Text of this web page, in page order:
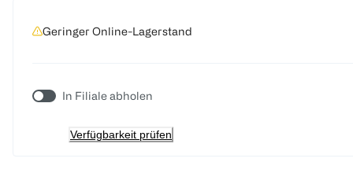
Geringer Online-Lagerstand
In Filiale abholen
Verfügbarkeit prüfen